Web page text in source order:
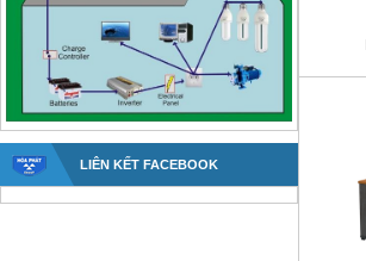
LIÊN KẾT FACEBOOK